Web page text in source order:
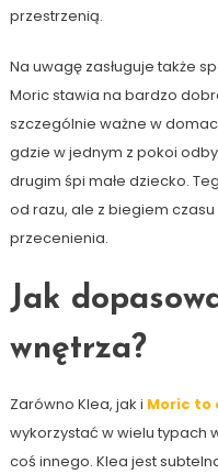
przestrzenią.
Na uwagę zasługuje także
Moric stawia na bardzo
szczególnie ważne w
gdzie w jednym z pokoi
drugim śpi małe dziecko.
od razu, ale z biegiem
przecenienia.
Jak
wnętrza?
Zarówno Klea, jak i Moric to
wykorzystać w wielu typach
coś innego. Klea jest